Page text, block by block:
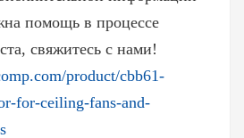
помощь в процессе
свяжитесь с нами!
product/cbb61-
for-ceiling-fans-and-